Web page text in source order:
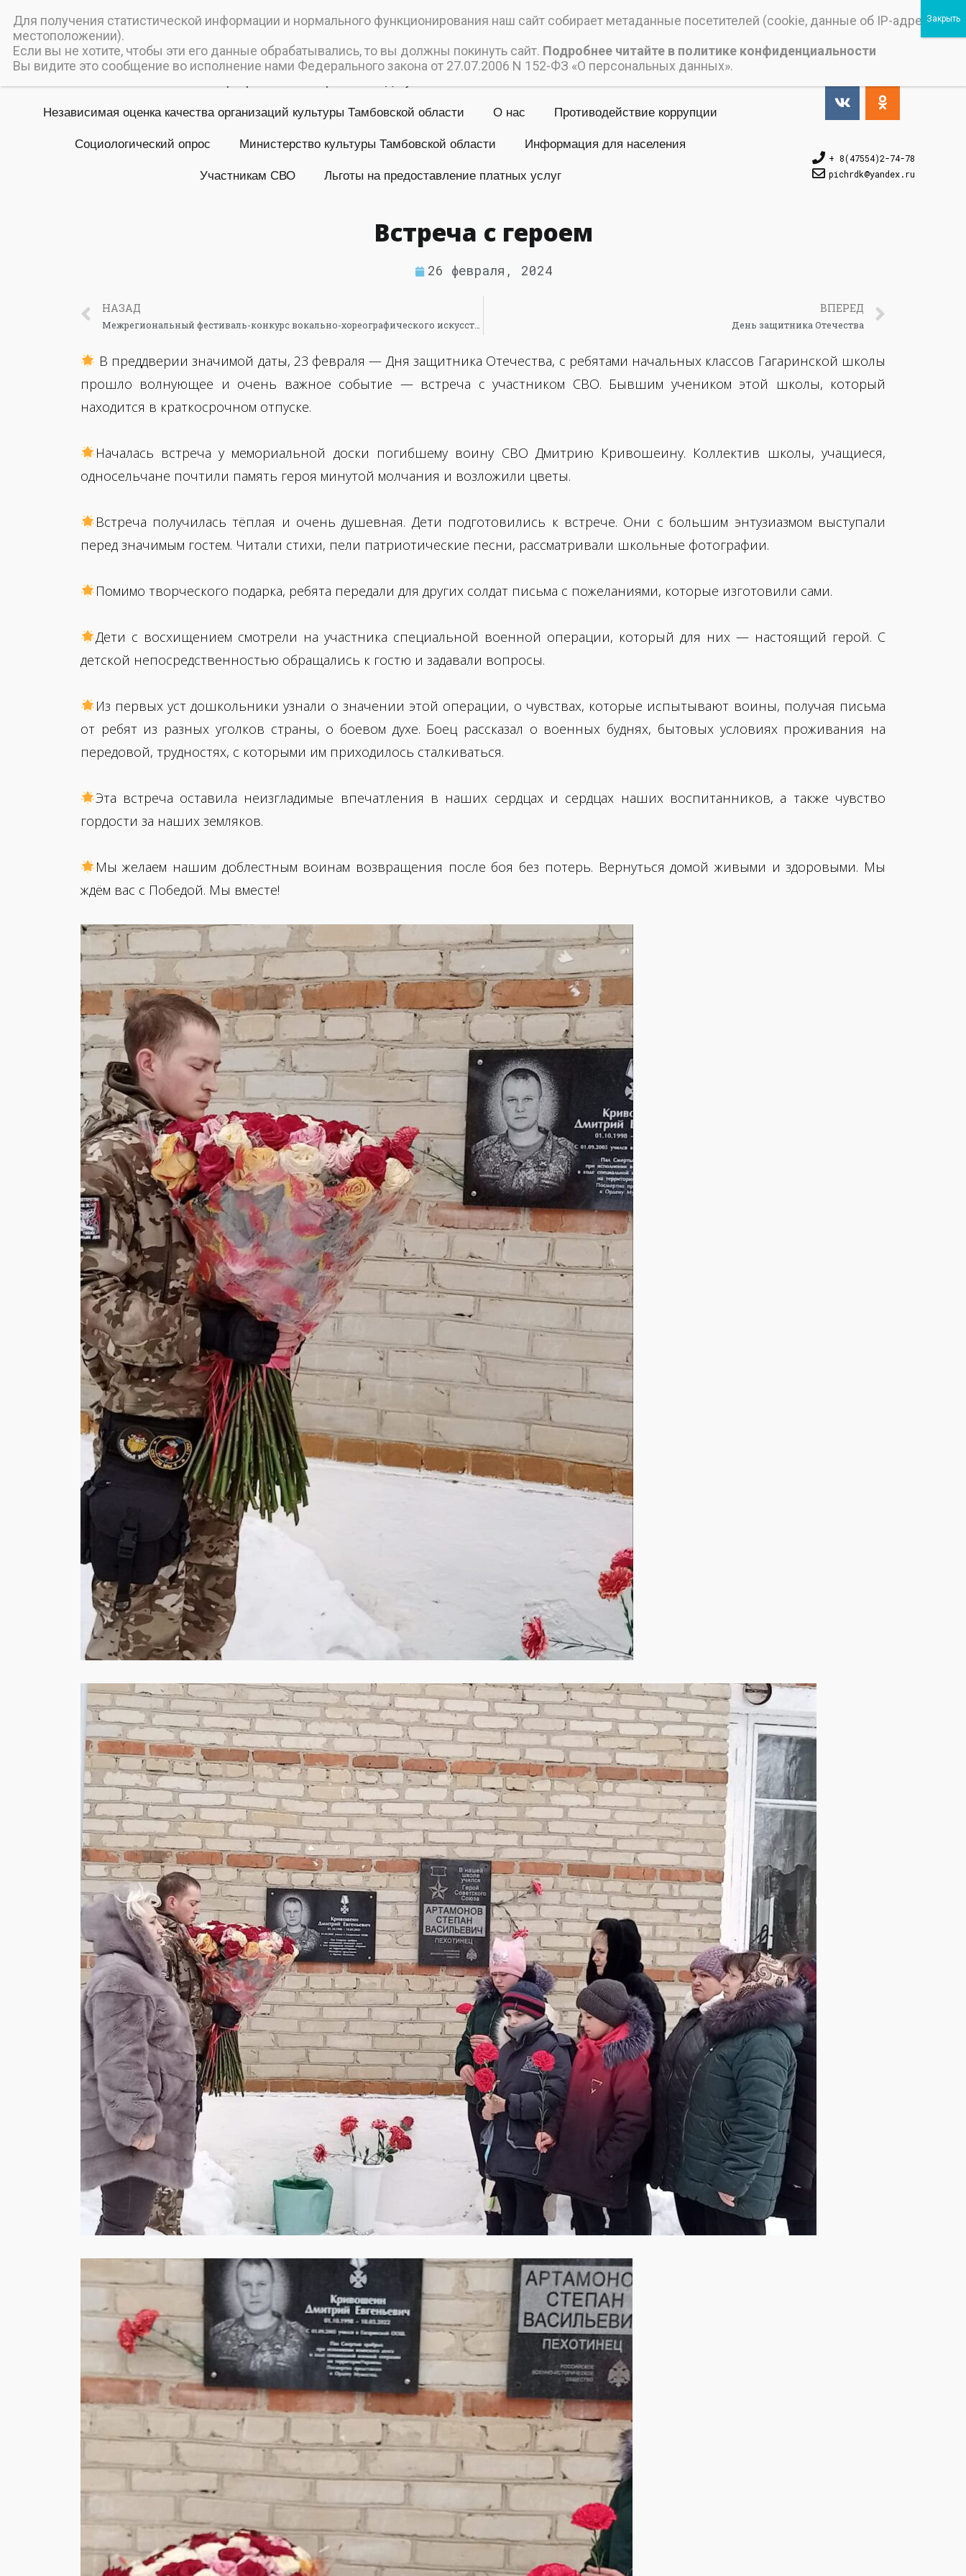
Пичаевский дом культуры
Муниципальное бюджетное учреждение культуры «Пичаевский Дом культуры»
Независимая оценка качества организаций культуры Тамбовской области О нас Противодействие коррупции
Социологический опрос Министерство культуры Тамбовской области Информация для населения
Участникам СВО Льготы на предоставление платных услуг
Версия_для_слабовидящих
+ 8(47554)2-74-78
pichrdk@yаndex.ru
Встреча с героем
26 февраля, 2024
НАЗАД ВПЕРЕД
День защитника Отечества
В преддверии значимой даты, 23 февраля — Дня защитника Отечества, с ребятами начальных классов Гагаринской школы
прошло волнующее и очень важное событие — встреча с участником СВО. Бывшим учеником этой школы, который
находится в краткосрочном отпуске.
Началась встреча у мемориальной доски погибшему воину СВО Дмитрию Кривошеину. Коллектив школы, учащиеся,
односельчане почтили память героя минутой молчания и возложили цветы.
Встреча получилась тёплая и очень душевная. Дети подготовились к встрече. Они с большим энтузиазмом выступали
перед значимым гостем. Читали стихи, пели патриотические песни, рассматривали школьные фотографии.
Помимо творческого подарка, ребята передали для других солдат письма с пожеланиями, которые изготовили сами.
Дети с восхищением смотрели на участника специальной военной операции, который для них — настоящий герой. С
детской непосредственностью обращались к гостю и задавали вопросы.
Из первых уст дошкольники узнали о значении этой операции, о чувствах, которые испытывают воины, получая письма
от ребят из разных уголков страны, о боевом духе. Боец рассказал о военных буднях, бытовых условиях проживания на
передовой, трудностях, с которыми им приходилось сталкиваться.
Эта встреча оставила неизгладимые впечатления в наших сердцах и сердцах наших воспитанников, а также чувство
гордости за наших земляков.
Мы желаем нашим доблестным воинам возвращения после боя без потерь. Вернуться домой живыми и здоровыми. Мы
ждём вас с Победой. Мы вместе!
Для получения статистической информации и нормального функционирования наш сайт собирает метаданные посетителей (cookie, данные об IP-адресе и
местоположении).
Если вы не хотите, чтобы эти его данные обрабатывались, то вы должны покинуть сайт. Подробнее читайте в политике конфиденциальности
Вы видите это сообщение во исполнение нами Федерального закона от 27.07.2006 N 152-ФЗ «О персональных данных».